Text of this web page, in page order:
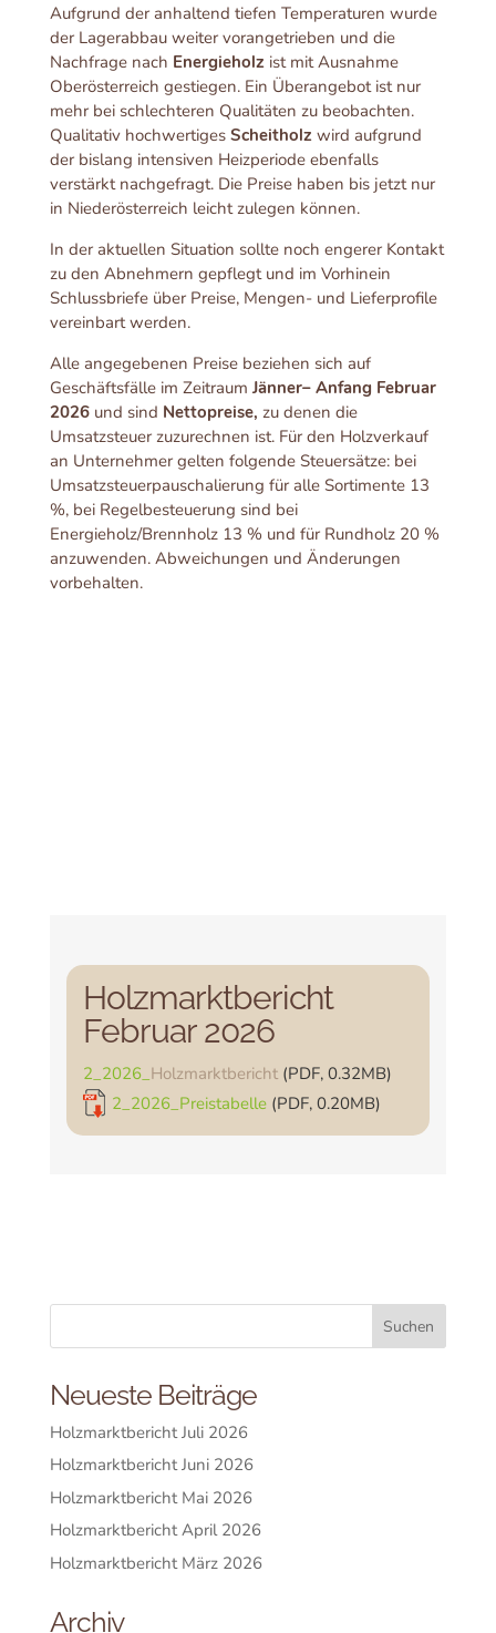
Aufgrund der anhaltend tiefen Temperaturen wurde
der Lagerabbau weiter vorangetrieben und die
Nachfrage nach Energieholzist mit Ausnahme
Oberösterreich gestiegen. Ein Überangebot ist nur
mehr bei schlechteren Qualitäten zu beobachten.
Qualitativ hochwertigesScheitholzwird aufgrund
der bislang intensiven Heizperiode ebenfalls
verstärkt nachgefragt. Die Preise haben bis jetzt nur
in Niederösterreich leicht zulegen können.
In der aktuellen Situation sollte noch engerer Kontakt
zu den Abnehmern gepflegt und im Vorhinein
Schlussbriefe über Preise, Mengen- und Lieferprofile
vereinbart werden.
Alle angegebenen Preise beziehen sich auf
Geschäftsfälle im Zeitraum Jänner– Anfang Februar
2026und sind Nettopreise, zu denen die
Umsatzsteuer zuzurechnen ist. Für den Holzverkauf
an Unternehmer gelten folgende Steuersätze: bei
Umsatzsteuerpauschalierung für alle Sortimente 13
%, bei Regelbesteuerung sind bei
Energieholz/Brennholz 13 % und für Rundholz 20 %
anzuwenden. Abweichungen und Änderungen
vorbehalten.
Holzmarktbericht
Februar 2026
2_2026_ Holzmarktbericht (PDF, 0.32MB)
2_2026_Preistabelle(PDF, 0.20MB)
Neueste Beiträge
Holzmarktbericht Juli 2026
Holzmarktbericht Juni 2026
Holzmarktbericht Mai 2026
Holzmarktbericht April 2026
Holzmarktbericht März 2026
Archiv